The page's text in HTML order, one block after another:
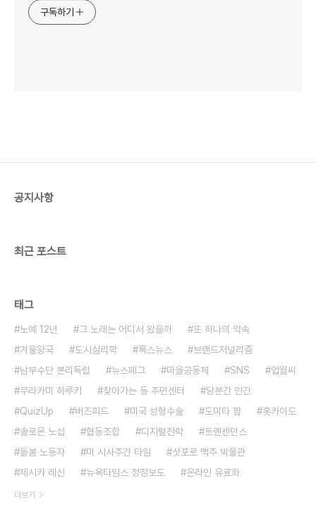
구독하기
공지사항
최근 포스트
태그
노예 12년 그 노래는 어디서 왔을까
또 하나의 약속
겨울왕국
도시심리학 폭스뉴스
브랜드저널리즘
남부수단 분리독립
뉴스페그 마을공동체 SNS
업월씨
무라카미 하루키
찾아가는 동 주민센터
당분간 인간
QuizUp
버즈피드 미국 성형수술 도미타 팜
홋카이도
솔로몬 노섭
협동조합 디지털전략
트랜센던스
돌봄 노동자
미 시사주간 타임
삿포로 맥주 박물관
제시카 레신
뉴욕타임스 정정보도 온라인 유료화
더보기